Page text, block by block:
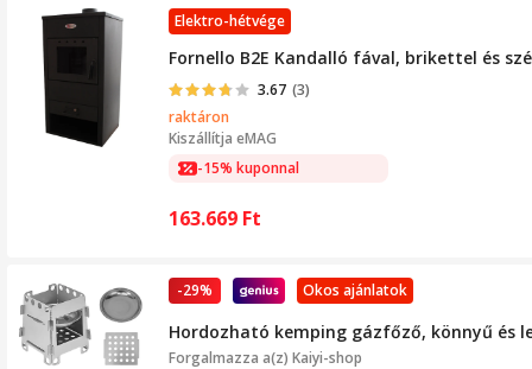
Elektro-hétvége
Fornello B2E Kandalló fával, brikettel és
3.67 (3)
raktáron
Kiszállítja eMAG
-15% kuponnal
163.669 Ft
Okos ajánlatok
-29%
Hordozható kemping gázfőző, könnyű és
Forgalmazza a(z) Kaiyi-shop